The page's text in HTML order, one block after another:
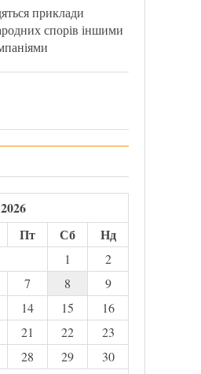
приклади
спорів іншими
Пт Сб Нд
1
2
7 8
9
14 15
16
21 22
23
28 29
30